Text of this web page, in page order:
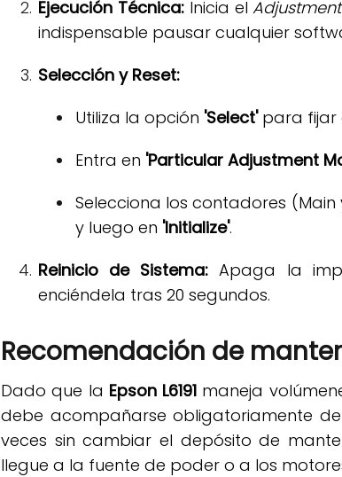
Ejecución Técnica:Inicia el
indispensable pausar cualquier
Selección y Reset:
Utiliza la opción 'Select'para fijar
Entra en 'Particular Adjustment
Selecciona los contadores
y luego en 'Initialize'.
Reinicio de Sistema: Apaga la
enciéndela tras 20 segundos.
Recomendación de
Dado que la Epson L6191 maneja
debe acompañarse obligatoriamente
veces sin cambiar el depósito de
llegue a la fuente de poder o a los